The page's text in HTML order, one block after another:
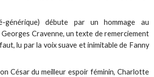
générique) débute par un hommage au
Cravenne, un texte de remerciement
lu par la voix suave et inimitable de Fanny
César du meilleur espoir féminin, Charlotte